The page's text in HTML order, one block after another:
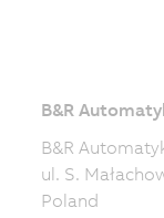
B&R
B&R
ul. S.
Poland